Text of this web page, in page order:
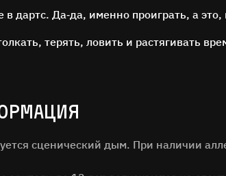
в дартс. Да‑да, именно проиграть, а
терять, ловить и растягивать
сценический дым. При наличии
Нам важно ваше мнение!